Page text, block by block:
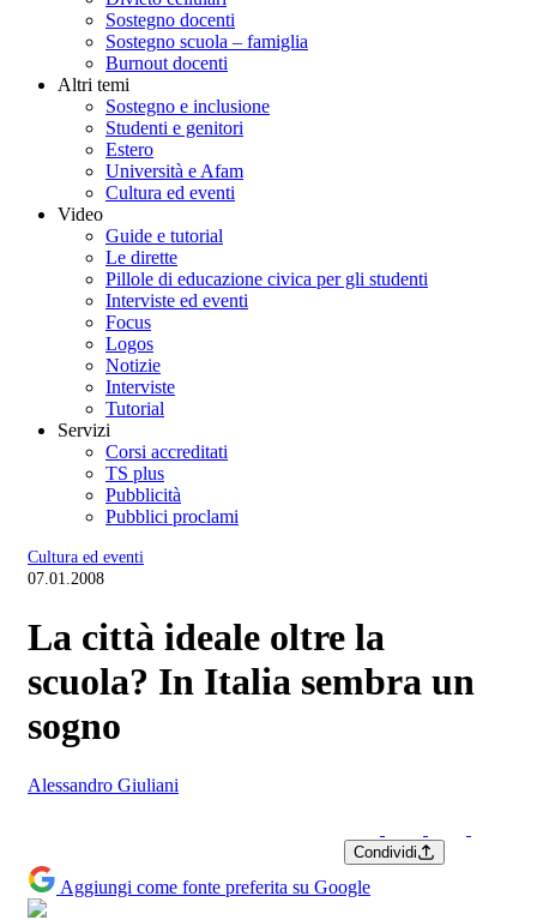
Sostegno docenti
Sostegno scuola – famiglia
Burnout docenti
Altri temi
Sostegno e inclusione
Studenti e genitori
Estero
Università e Afam
Cultura ed eventi
Video
Guide e tutorial
Le dirette
Pillole di educazione civica per gli studenti
Interviste ed eventi
Focus
Logos
Notizie
Interviste
Tutorial
Servizi
Corsi accreditati
TS plus
Pubblicità
Pubblici proclami
Cultura ed eventi
07.01.2008
La città ideale oltre la
scuola? In Italia sembra un
sogno
Alessandro Giuliani
Condividi
Aggiungi come fonte preferita su Google